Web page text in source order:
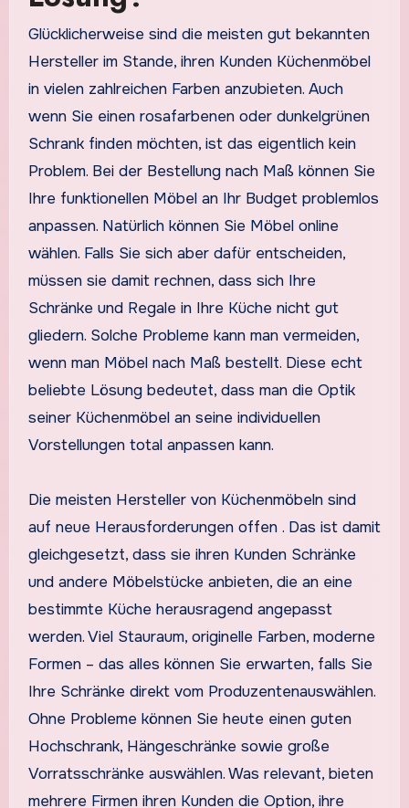
Glücklicherweise sind die meisten gut bekannten
Hersteller im Stande, ihren Kunden Küchenmöbel
in vielen zahlreichen Farben anzubieten. Auch
wenn Sie einen rosafarbenen oder dunkelgrünen
Schrank finden möchten, ist das eigentlich kein
Problem. Bei der Bestellung nach Maß können Sie
Ihre funktionellen Möbel an Ihr Budget problemlos
anpassen. Natürlich können Sie Möbel online
wählen. Falls Sie sich aber dafür entscheiden,
müssen sie damit rechnen, dass sich Ihre
Schränke und Regale in Ihre Küche nicht gut
gliedern. Solche Probleme kann man vermeiden,
wenn man Möbel nach Maß bestellt. Diese echt
beliebte Lösung bedeutet, dass man die Optik
seiner Küchenmöbel an seine individuellen
Vorstellungen total anpassen kann.
Die meisten Hersteller von Küchenmöbeln sind
auf neue Herausforderungen offen . Das ist damit
gleichgesetzt, dass sie ihren Kunden Schränke
und andere Möbelstücke anbieten, die an eine
bestimmte Küche herausragend angepasst
werden. Viel Stauraum, originelle Farben, moderne
Formen – das alles können Sie erwarten, falls Sie
Ihre Schränke direkt vom Produzentenauswählen.
Ohne Probleme können Sie heute einen guten
Hochschrank, Hängeschränke sowie große
Vorratsschränke auswählen. Was relevant, bieten
mehrere Firmen ihren Kunden die Option, ihre